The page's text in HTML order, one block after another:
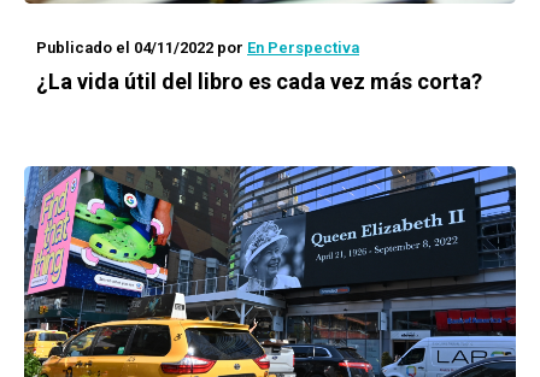
Publicado el 04/11/2022 por En Perspectiva
¿La vida útil del libro es cada vez más corta?